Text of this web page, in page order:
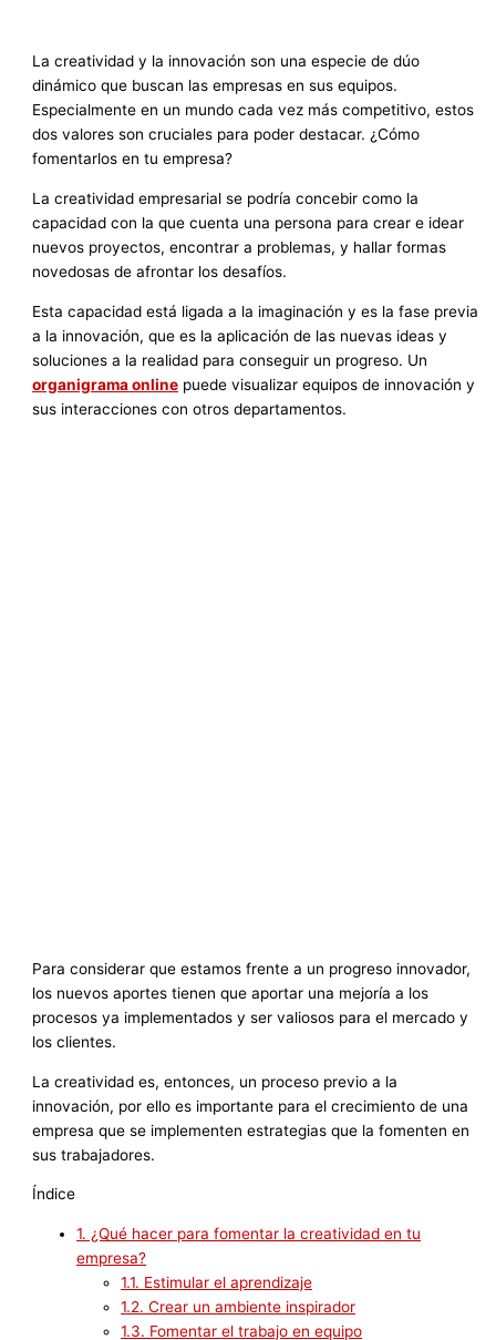
La creatividad y la innovación son una especie de dúo
dinámico que buscan las empresas en sus equipos.
Especialmente en un mundo cada vez más competitivo, estos
dos valores son cruciales para poder destacar. ¿Cómo
fomentarlos en tu empresa?
La creatividad empresarial se podría concebir como la
capacidad con la que cuenta una persona para crear e idear
nuevos proyectos, encontrar a problemas, y hallar formas
novedosas de afrontar los desafíos.
Esta capacidad está ligada a la imaginación y es la fase previa
a la innovación, que es la aplicación de las nuevas ideas y
soluciones a la realidad para conseguir un progreso. Un
organigrama online puede visualizar equipos de innovación y
sus interacciones con otros departamentos.
Para considerar que estamos frente a un progreso innovador,
los nuevos aportes tienen que aportar una mejoría a los
procesos ya implementados y ser valiosos para el mercado y
los clientes.
La creatividad es, entonces, un proceso previo a la
innovación, por ello es importante para el crecimiento de una
empresa que se implementen estrategias que la fomenten en
sus trabajadores.
Índice
1. ¿Qué hacer para fomentar la creatividad en tu
empresa?
1.1. Estimular el aprendizaje
1.2. Crear un ambiente inspirador
1.3. Fomentar el trabajo en equipo